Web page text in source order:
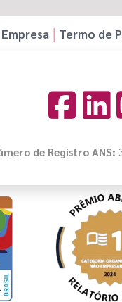
Termo de
de Registro ANS: